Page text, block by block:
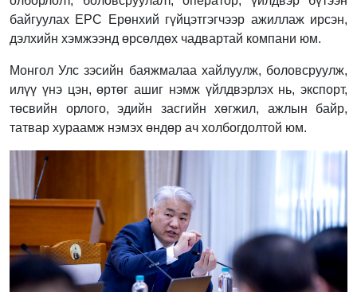
байгуулах EPC Ерөнхий гүйцэтгэгчээр ажиллаж ирсэн,
дэлхийн хэмжээнд өрсөлдөх чадвартай компани юм.
Монгол Улс зэсийн баяжмалаа хайлуулж, боловсруулж,
илүү үнэ цэн, өртөг ашиг нэмж үйлдвэрлэх нь, экспорт,
төсвийн орлого, эдийн засгийн хөгжил, ажлын байр,
татвар хураамж нэмэх өндөр ач холбогдолтой юм.